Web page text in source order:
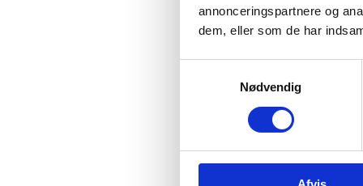
annonceringspartnere og
dem, eller som de har
Nødvendig